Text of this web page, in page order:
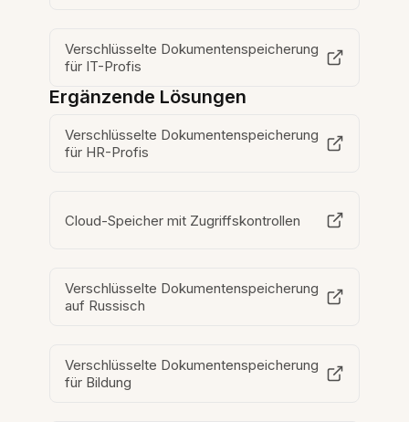
Verschlüsselte Dokumentenspeicherung
für IT-Profis
Ergänzende Lösungen
Verschlüsselte Dokumentenspeicherung
für HR-Profis
Cloud-Speicher mit Zugriffskontrollen
Verschlüsselte Dokumentenspeicherung
auf Russisch
Verschlüsselte Dokumentenspeicherung
für Bildung